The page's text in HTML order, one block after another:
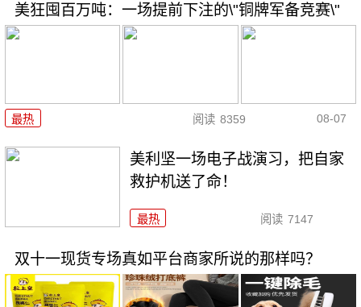
美狂囤百万吨：一场提前下注的\"铜牌军备竞赛\"
最热 阅读 8359 08-07
美利坚一场电子战演习，把自家
救护机送了命！
最热 阅读 7147
双十一现货专场真如平台商家所说的那样吗？